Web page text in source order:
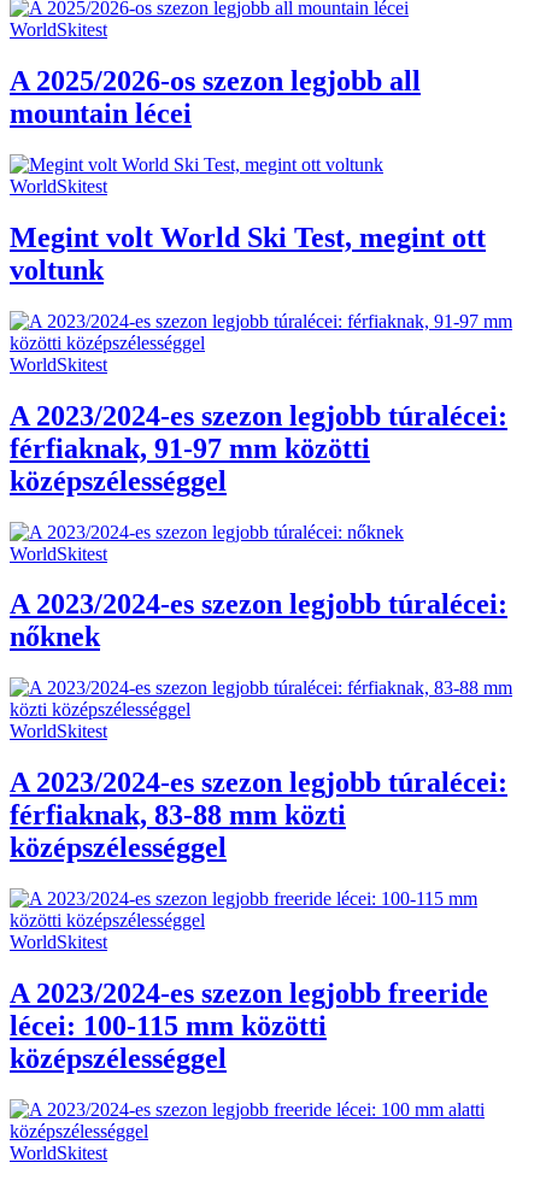
WorldSkitest
A 2025/2026-os szezon legjobb all
mountain lécei
WorldSkitest
Megint volt World Ski Test, megint ott
voltunk
WorldSkitest
A 2023/2024-es szezon legjobb túralécei:
férfiaknak, 91-97 mm közötti
középszélességgel
WorldSkitest
A 2023/2024-es szezon legjobb túralécei:
nőknek
WorldSkitest
A 2023/2024-es szezon legjobb túralécei:
férfiaknak, 83-88 mm közti
középszélességgel
WorldSkitest
A 2023/2024-es szezon legjobb freeride
lécei: 100-115 mm közötti
középszélességgel
WorldSkitest